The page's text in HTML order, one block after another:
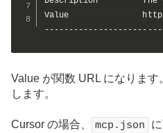
Value               https://
Value が関数 URL になりま
します。
Cursor の場合、 mcp.json